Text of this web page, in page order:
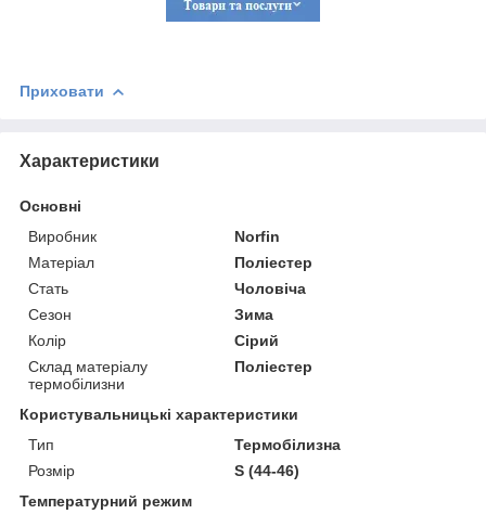
Приховати
Характеристики
Основні
Виробник
Norfin
Матеріал
Поліестер
Стать
Чоловіча
Сезон
Зима
Колір
Сірий
Склад матеріалу
термобілизни
Поліестер
Користувальницькі характеристики
Тип
Термобілизна
Розмір
S (44-46)
Температурний режим